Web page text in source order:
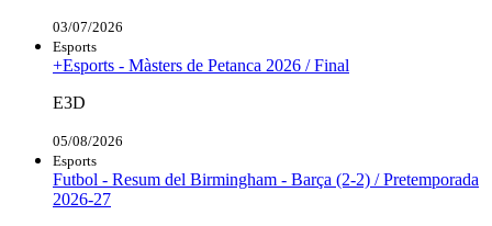
03/07/2026
Esports
+Esports - Màsters de Petanca 2026 / Final
E3D
05/08/2026
Esports
Futbol - Resum del Birmingham - Barça (2-2) / Pretemporada
2026-27